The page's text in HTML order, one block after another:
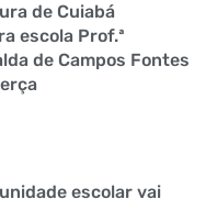
de Cuiabá
escola Prof.ª
de Campos Fontes
escolar vai